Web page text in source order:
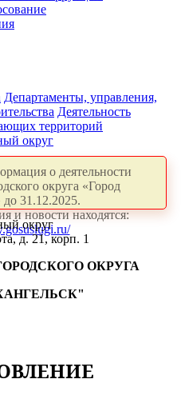
Департаменты, управления,
Деятельность
территорий
округ
о деятельности
округа «Город
до 31.12.2025.
и новости находятся:
округ
д. 21, корп. 1
ОКРУГА